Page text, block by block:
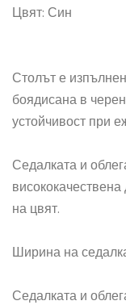
Цвят: Син
Столът е
боядисана в
устойчивост при
Седалката и
на цвят.
Ширина на
Седалката и